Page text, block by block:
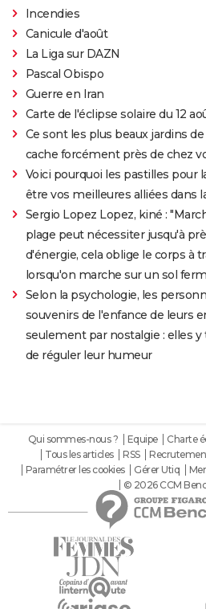
Incendies
Canicule d'août
La Liga sur DAZN
Pascal Obispo
Guerre en Iran
Carte de l'éclipse solaire du 12
Ce sont les plus beaux jardins
cache forcément près de chez
Voici pourquoi les pastilles pour
être vos meilleures alliées dans
Sergio Lopez Lopez, kiné :
plage peut nécessiter jusqu'à
d'énergie, cela oblige le corps à
lorsqu'on marche sur un sol
Selon la psychologie, les
souvenirs de l'enfance de leurs
seulement par nostalgie : elles
de réguler leur humeur
Qui sommes-nous ? Equipe Charte
Tous les articles
RSS
Paramétrer les cookies
Gérer Utiq
© 2026 CCM